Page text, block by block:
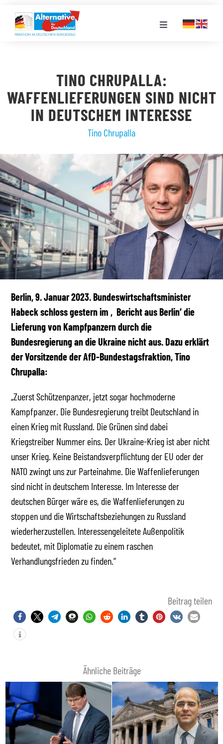
Inhalt
springen
Toggle
LANDESGRUPPEN
VERANSTALTUNGEN
PRESSE
STELLENPORTAL
MEDIATHEK
TINO CHRUPALLA:
WAFFENLIEFERUNGEN SIND NICHT
IN DEUTSCHEM INTERESSE
Tino Chrupalla
Berlin, 9. Januar 2023. Bundeswirtschaftsminister
Habeck schloss gestern im ‚Bericht aus Berlin‘ die
Lieferung von Kampfpanzern durch die
Bundesregierung an die Ukraine nicht aus. Dazu erklärt
der Vorsitzende der AfD-Bundestagsfraktion, Tino
Chrupalla:
„Zuerst Schützenpanzer, jetzt sogar hochmoderne
Kampfpanzer. Die Bundesregierung treibt Deutschland in
einen Krieg mit Russland. Die Grünen sind dabei
Kriegstreiber Nummer eins. Der Ukraine-Krieg ist aber nicht
unser Krieg. Keine Beistandsverpflichtung der EU oder der
NATO zwingt uns zur Parteinahme. Die Waffenlieferungen
sind nicht in deutschem Interesse. Im Interesse der
deutschen Bürger wäre es, die Waffenlieferungen zu
stoppen und die Wirtschaftsbeziehungen zu Russland
wiederherzustellen. Interessengeleitete Außenpolitik
bedeutet, mit Diplomatie zu einem raschen
Verhandlungsfrieden zu finden.“
Beitrag teilen
Ähnliche Beiträge